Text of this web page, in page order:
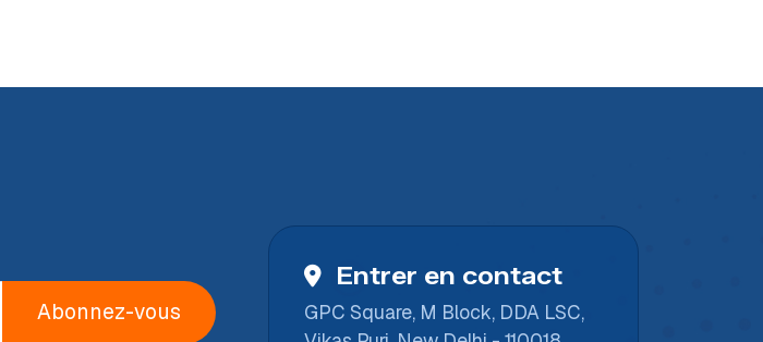
Abonnez-vous
Entrer en contact
GPC Square, M Block, DDA LSC,